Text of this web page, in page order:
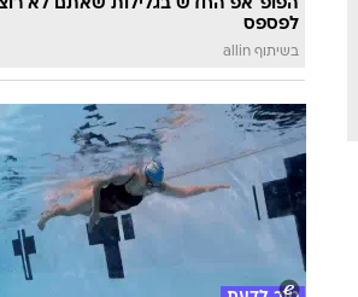
הפופ־אפ החדש בגלילות שאתם לא
לפספס
בשיתוף allin